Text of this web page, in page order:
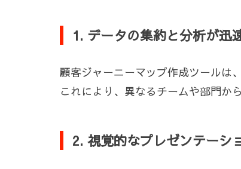
1. データの集約と分析が迅
顧客ジャーニーマップ作成ツールは
これにより、異なるチームや部門か
2. 視覚的なプレゼンテーシ